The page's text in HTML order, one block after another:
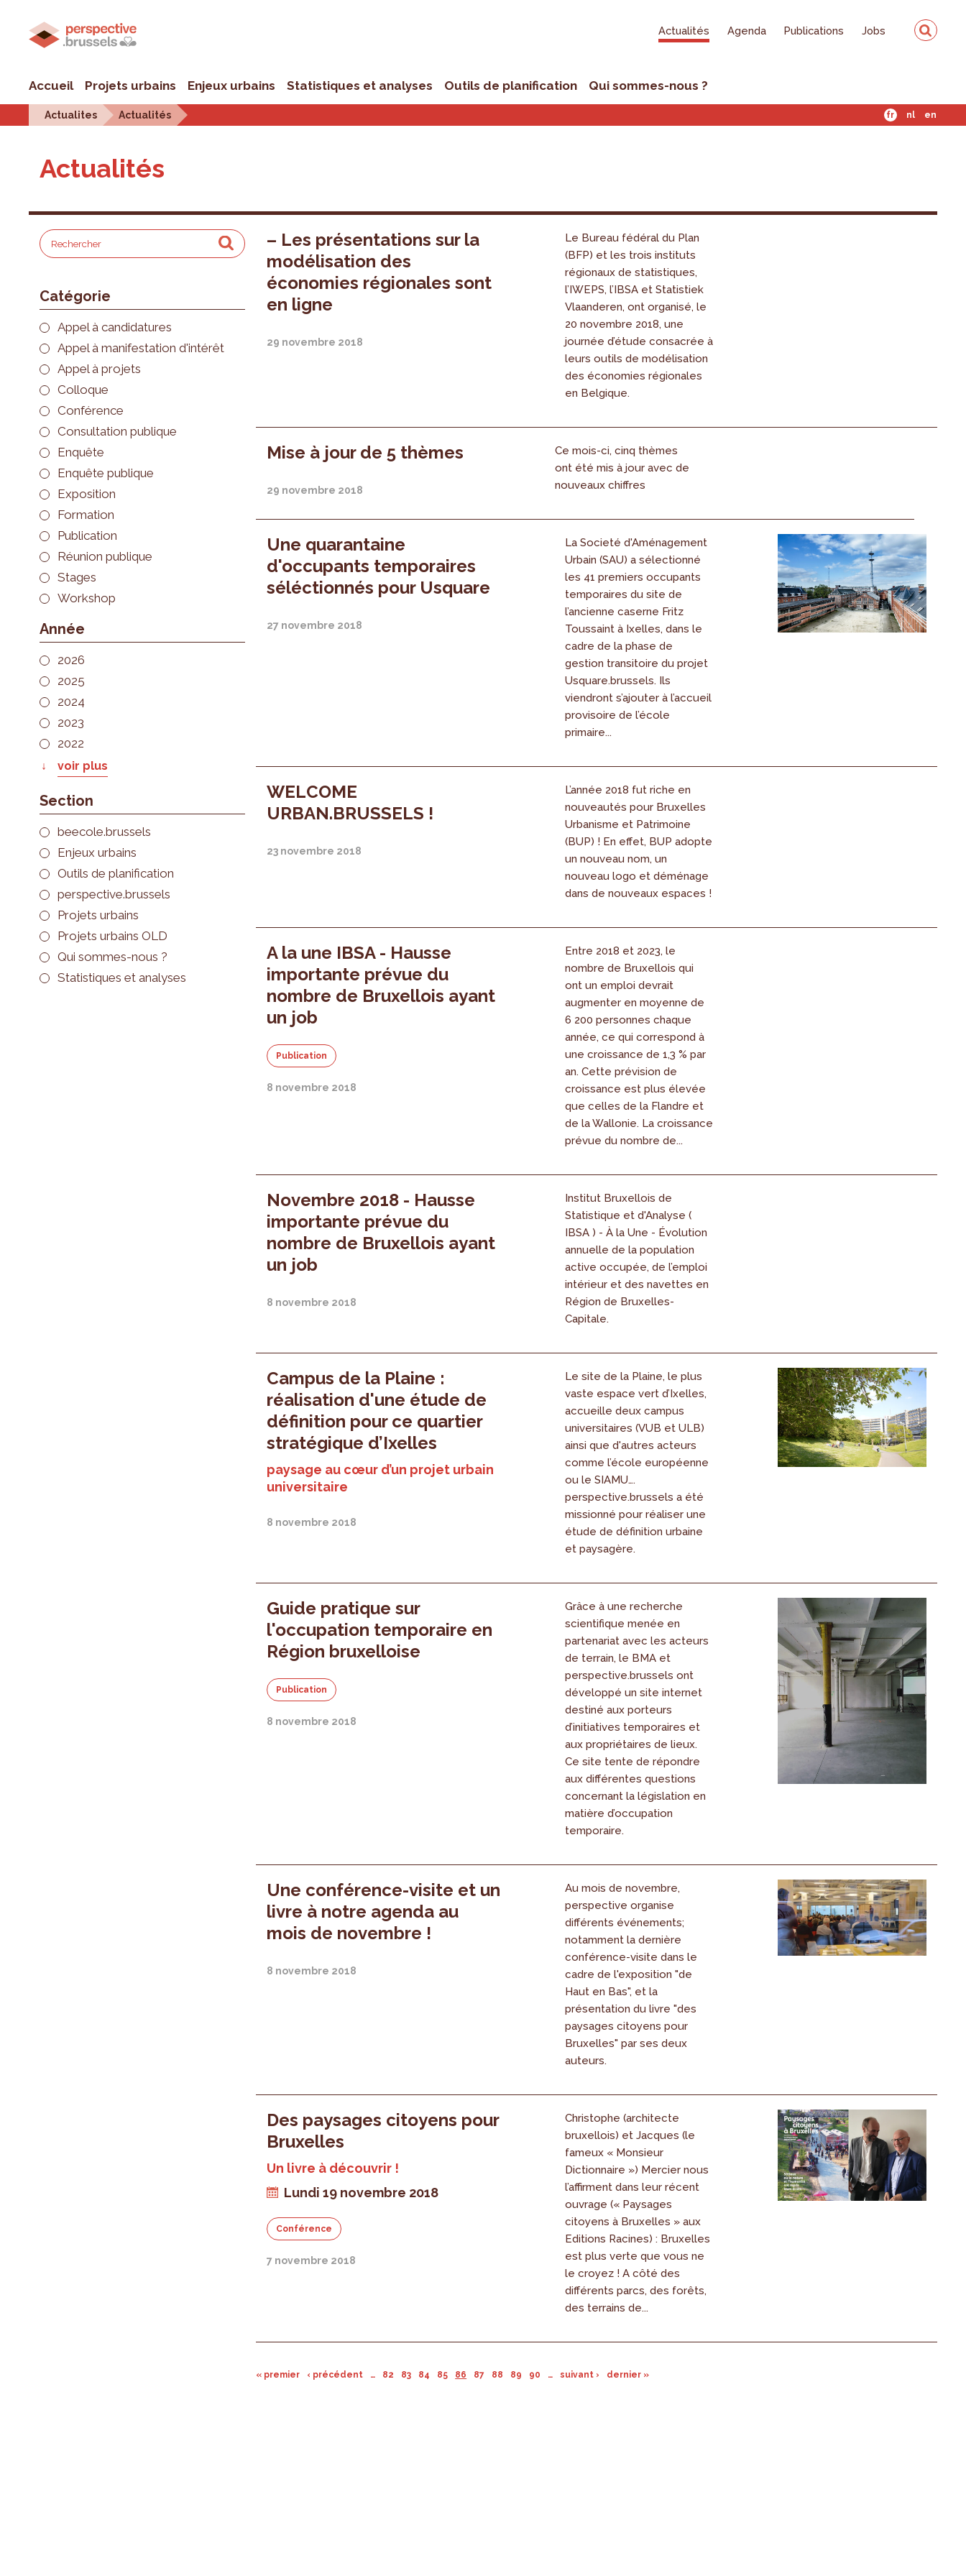
Actualités Agenda Publications Jobs
Accueil Projets urbains Enjeux urbains Statistiques et analyses Outils de planification Qui sommes-nous ?
Actualites Actualités fr nl en
Actualités
Catégorie
Appel à candidatures
Appel à manifestation d'intérêt
Appel à projets
Colloque
Conférence
Consultation publique
Enquête
Enquête publique
Exposition
Formation
Publication
Réunion publique
Stages
Workshop
Année
2026
2025
2024
2023
2022
voir plus
Section
beecole.brussels
Enjeux urbains
Outils de planification
perspective.brussels
Projets urbains
Projets urbains OLD
Qui sommes-nous ?
Statistiques et analyses
– Les présentations sur la
modélisation des
économies régionales sont
en ligne
29 novembre 2018
Le Bureau fédéral du Plan
(BFP) et les trois instituts
régionaux de statistiques,
l’IWEPS, l’IBSA et Statistiek
Vlaanderen, ont organisé, le
20 novembre 2018, une
journée d’étude consacrée à
leurs outils de modélisation
des économies régionales
en Belgique.
Mise à jour de 5 thèmes
29 novembre 2018
Ce mois-ci, cinq thèmes
ont été mis à jour avec de
nouveaux chiffres
Une quarantaine
d'occupants temporaires
séléctionnés pour Usquare
27 novembre 2018
La Societé d'Aménagement
Urbain (SAU) a sélectionné
les 41 premiers occupants
temporaires du site de
l’ancienne caserne Fritz
Toussaint à Ixelles, dans le
cadre de la phase de
gestion transitoire du projet
Usquare.brussels. Ils
viendront s’ajouter à l’accueil
provisoire de l’école
primaire...
WELCOME
URBAN.BRUSSELS !
23 novembre 2018
L’année 2018 fut riche en
nouveautés pour Bruxelles
Urbanisme et Patrimoine
(BUP) ! En effet, BUP adopte
un nouveau nom, un
nouveau logo et déménage
dans de nouveaux espaces !
A la une IBSA - Hausse
importante prévue du
nombre de Bruxellois ayant
un job
Publication
8 novembre 2018
Entre 2018 et 2023, le
nombre de Bruxellois qui
ont un emploi devrait
augmenter en moyenne de
6 200 personnes chaque
année, ce qui correspond à
une croissance de 1,3 % par
an. Cette prévision de
croissance est plus élevée
que celles de la Flandre et
de la Wallonie. La croissance
prévue du nombre de...
Novembre 2018 - Hausse
importante prévue du
nombre de Bruxellois ayant
un job
8 novembre 2018
Institut Bruxellois de
Statistique et d'Analyse (
IBSA ) - À la Une - Évolution
annuelle de la population
active occupée, de l’emploi
intérieur et des navettes en
Région de Bruxelles-
Capitale.
Campus de la Plaine :
réalisation d'une étude de
définition pour ce quartier
stratégique d’Ixelles
paysage au cœur d’un projet urbain
universitaire
8 novembre 2018
Le site de la Plaine, le plus
vaste espace vert d’Ixelles,
accueille deux campus
universitaires (VUB et ULB)
ainsi que d'autres acteurs
comme l’école européenne
ou le SIAMU….
perspective.brussels a été
missionné pour réaliser une
étude de définition urbaine
et paysagère.
Guide pratique sur
l'occupation temporaire en
Région bruxelloise
Publication
8 novembre 2018
Grâce à une recherche
scientifique menée en
partenariat avec les acteurs
de terrain, le BMA et
perspective.brussels ont
développé un site internet
destiné aux porteurs
d’initiatives temporaires et
aux propriétaires de lieux.
Ce site tente de répondre
aux différentes questions
concernant la législation en
matière d’occupation
temporaire.
Une conférence-visite et un
livre à notre agenda au
mois de novembre !
8 novembre 2018
Au mois de novembre,
perspective organise
différents événements;
notamment la dernière
conférence-visite dans le
cadre de l'exposition "de
Haut en Bas", et la
présentation du livre "des
paysages citoyens pour
Bruxelles" par ses deux
auteurs.
Des paysages citoyens pour
Bruxelles
Un livre à découvrir !
Lundi 19 novembre 2018
Conférence
7 novembre 2018
Christophe (architecte
bruxellois) et Jacques (le
fameux « Monsieur
Dictionnaire ») Mercier nous
l’affirment dans leur récent
ouvrage (« Paysages
citoyens à Bruxelles » aux
Editions Racines) : Bruxelles
est plus verte que vous ne
le croyez ! A côté des
différents parcs, des forêts,
des terrains de...
« premier ‹ précédent … 82 83 84 85 86 87 88 89 90 … suivant › dernier »